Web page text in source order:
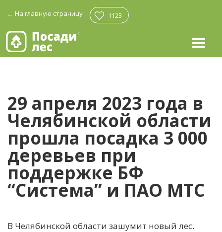
← На главную страницу 1123
29 апреля 2023 года в
Челябинской области
прошла посадка 3 000
деревьев при
поддержке БФ
“Система” и ПАО МТС
В Челябинской области зашумит новый лес.